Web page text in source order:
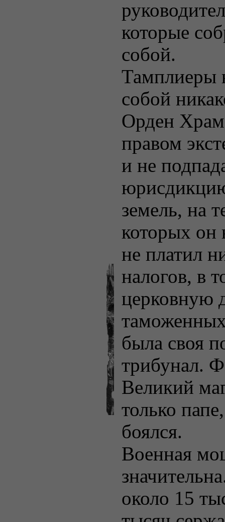
которые
собой.
Тамплиеры
собой
Орден
правом
и не
земель, на
которых он
не платил
налогов, в
церковную
была своя
трибунал.
Великий
только
боялся.
Военная
около 15